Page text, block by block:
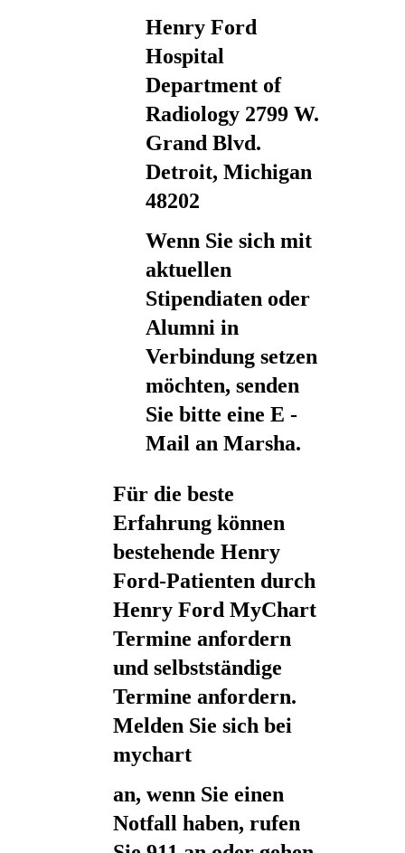
Henry Ford
Hospital
Department of
Radiology 2799 W.
Grand Blvd.
Detroit, Michigan
48202
Wenn Sie sich mit
aktuellen
Stipendiaten oder
Alumni in
Verbindung setzen
möchten, senden
Sie bitte eine E -
Mail an Marsha.
Für die beste
Erfahrung können
bestehende Henry
Ford-Patienten durch
Henry Ford MyChart
Termine anfordern
und selbstständige
Termine anfordern.
Melden Sie sich bei
mychart
an, wenn Sie einen
Notfall haben, rufen